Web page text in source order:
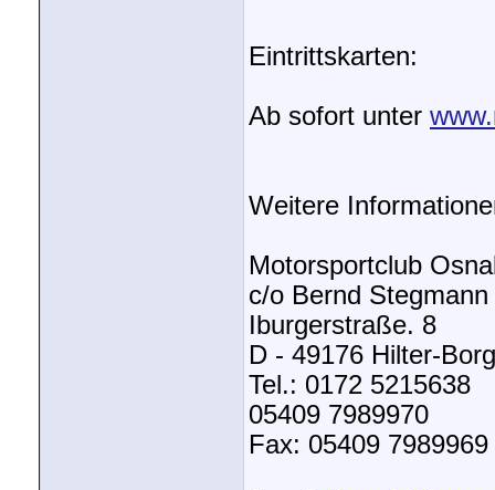
Eintrittskarten:
Ab sofort unter
Weitere
Motorsportclub
c/o Bernd Stegmann
Iburgerstraße. 8
D - 49176 Hilter-
Tel.: 0172 5215638
05409 7989970
Fax: 05409 7989969